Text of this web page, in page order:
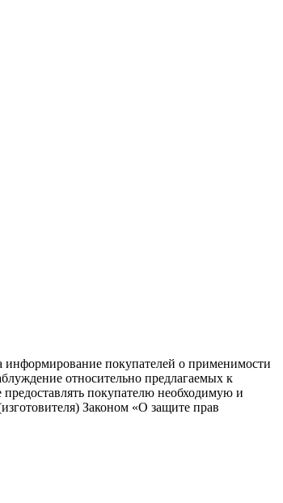
покупателей о применимости
относительно предлагаемых к
покупателю необходимую и
Законом «О защите прав